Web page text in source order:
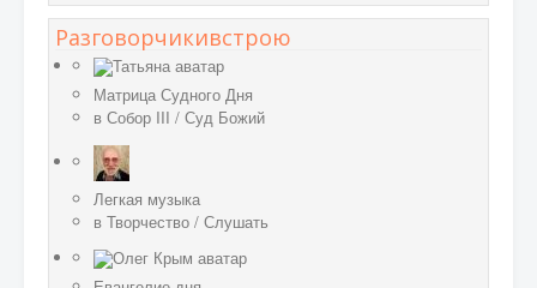
Разговорчикивстрою
Матрица Судного Дня
в Собор III / Суд Божий
Легкая музыка
в Творчество / Слушать